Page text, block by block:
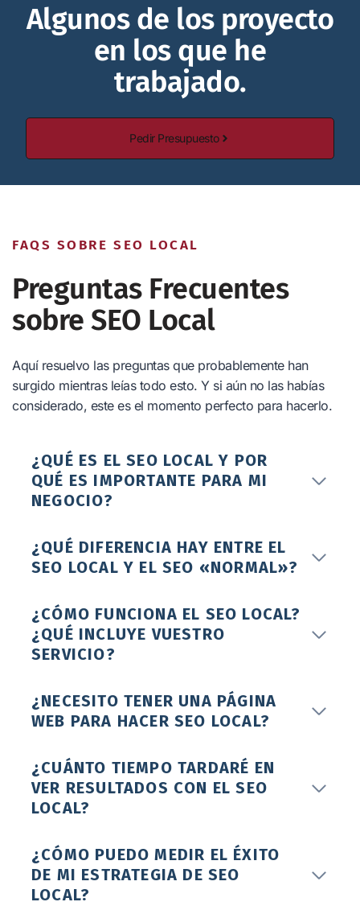
Algunos de los proyecto
en los que he
trabajado.
Pedir Presupuesto
FAQS SOBRE SEO LOCAL
Preguntas Frecuentes
sobre SEO Local
Aquí resuelvo las preguntas que probablemente han
surgido mientras leías todo esto. Y si aún no las habías
considerado, este es el momento perfecto para hacerlo.
¿QUÉ ES EL SEO LOCAL Y POR
QUÉ ES IMPORTANTE PARA MI
NEGOCIO?
¿QUÉ DIFERENCIA HAY ENTRE EL
SEO LOCAL Y EL SEO «NORMAL»?
¿CÓMO FUNCIONA EL SEO LOCAL?
¿QUÉ INCLUYE VUESTRO
SERVICIO?
¿NECESITO TENER UNA PÁGINA
WEB PARA HACER SEO LOCAL?
¿CUÁNTO TIEMPO TARDARÉ EN
VER RESULTADOS CON EL SEO
LOCAL?
¿CÓMO PUEDO MEDIR EL ÉXITO
DE MI ESTRATEGIA DE SEO
LOCAL?